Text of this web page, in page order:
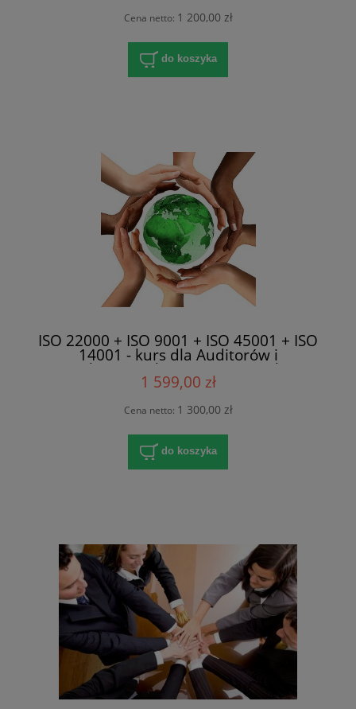
Cena netto: 1 200,00 zł
do koszyka
ISO 22000 + ISO 9001 + ISO 45001 + ISO
14001 - kurs dla Auditorów i
Pełnomocników w Katowicach
1 599,00 zł
Cena netto: 1 300,00 zł
do koszyka